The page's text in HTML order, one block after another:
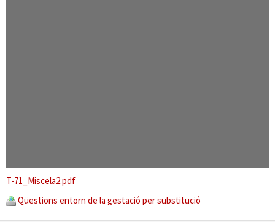
T-71_Miscela2.pdf
Qüestions entorn de la gestació per substitució